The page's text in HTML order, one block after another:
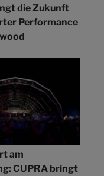
die Zukunft
Performance
am
CUPRA bringt